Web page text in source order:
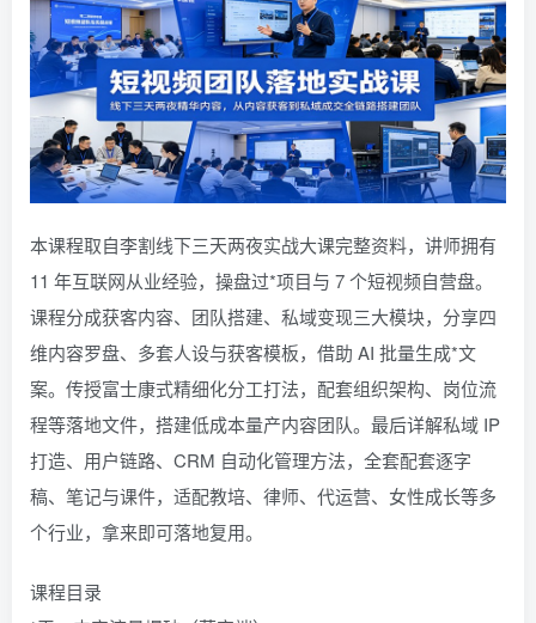
本课程取自李割线下三天两夜实战大课完整资料，讲师拥有
11 年互联网从业经验，操盘过*项目与 7 个短视频自营盘。
课程分成获客内容、团队搭建、私域变现三大模块，分享四
维内容罗盘、多套人设与获客模板，借助 AI 批量生成*文
案。传授富士康式精细化分工打法，配套组织架构、岗位流
程等落地文件，搭建低成本量产内容团队。最后详解私域 IP
打造、用户链路、CRM 自动化管理方法，全套配套逐字
稿、笔记与课件，适配教培、律师、代运营、女性成长等多
个行业，拿来即可落地复用。
课程目录